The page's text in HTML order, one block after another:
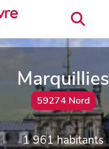
Marquillies
59274 Nord
1 961 habitants